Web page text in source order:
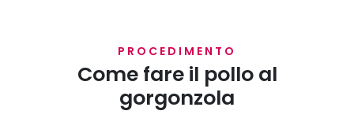
PROCEDIMENTO
Come fare il pollo al
gorgonzola